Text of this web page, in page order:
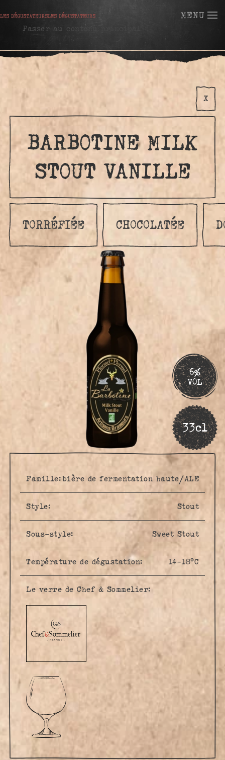
Passer au contenu principal
MENU
X
BARBOTINE MILK
STOUT VANILLE
TORRÉFIÉE CHOCOLATÉE
33cl
6%
VOL
Famille:bière de fermentation haute/ALE
Style: Stout
Sous-style: Sweet Stout
Température de dégustation: 14-18°C
Le verre de Chef & Sommelier: